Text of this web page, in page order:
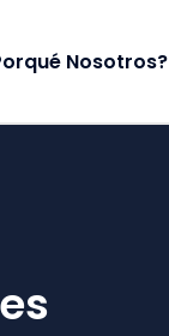
Nosotros?